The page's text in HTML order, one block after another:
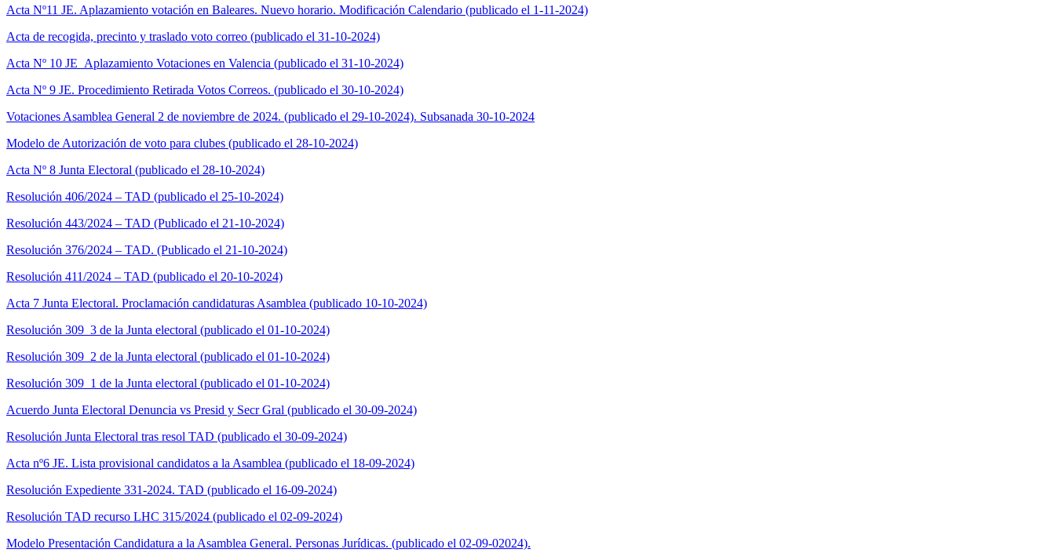
Acta Nº11 JE. Aplazamiento votación en Baleares. Nuevo horario. Modificación Calendario (publicado el 1-11-2024)
Acta de recogida, precinto y traslado voto correo (publicado el 31-10-2024)
Acta Nº 10 JE_Aplazamiento Votaciones en Valencia (publicado el 31-10-2024)
Acta Nº 9 JE. Procedimiento Retirada Votos Correos. (publicado el 30-10-2024)
Votaciones Asamblea General 2 de noviembre de 2024. (publicado el 29-10-2024). Subsanada 30-10-2024
Modelo de Autorización de voto para clubes (publicado el 28-10-2024)
Acta Nº 8 Junta Electoral (publicado el 28-10-2024)
Resolución 406/2024 – TAD (publicado el 25-10-2024)
Resolución 443/2024 – TAD (Publicado el 21-10-2024)
Resolución 376/2024 – TAD. (Publicado el 21-10-2024)
Resolución 411/2024 – TAD (publicado el 20-10-2024)
Acta 7 Junta Electoral. Proclamación candidaturas Asamblea (publicado 10-10-2024)
Resolución 309_3 de la Junta electoral (publicado el 01-10-2024)
Resolución 309_2 de la Junta electoral (publicado el 01-10-2024)
Resolución 309_1 de la Junta electoral (publicado el 01-10-2024)
Acuerdo Junta Electoral Denuncia vs Presid y Secr Gral (publicado el 30-09-2024)
Resolución Junta Electoral tras resol TAD (publicado el 30-09-2024)
Acta nº6 JE. Lista provisional candidatos a la Asamblea (publicado el 18-09-2024)
Resolución Expediente 331-2024. TAD (publicado el 16-09-2024)
Resolución TAD recurso LHC 315/2024 (publicado el 02-09-2024)
Modelo Presentación Candidatura a la Asamblea General. Personas Jurídicas. (publicado el 02-09-02024).